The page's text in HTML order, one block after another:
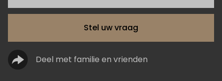
Stel uw vraag
Deel met familie en vrienden